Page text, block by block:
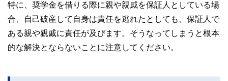
特に、奨学金を借りる際に親や親戚を保証人としている場
合、自己破産して自身は責任を逃れたとしても、保証人で
ある親や親戚に責任が及びます。そうなってしまうと根本
的な解決とならないことに注意してください。